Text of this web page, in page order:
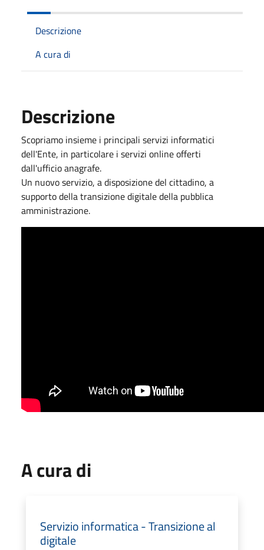
Descrizione
A cura di
Descrizione
Scopriamo insieme i principali servizi informatici
dell'Ente, in particolare i servizi online offerti
dall'ufficio anagrafe.
Un nuovo servizio, a disposizione del cittadino, a
supporto della transizione digitale della pubblica
amministrazione.
A cura di
Servizio informatica - Transizione al
digitale